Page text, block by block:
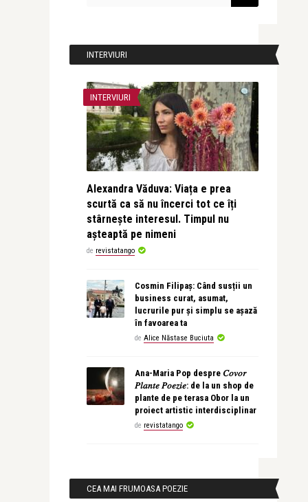
INTERVIURI
INTERVIURI
Alexandra Văduva: Viața e prea
scurtă ca să nu încerci tot ce îți
stârnește interesul. Timpul nu
așteaptă pe nimeni
de revistatango
Cosmin Filipaș: Când susții un
business curat, asumat,
lucrurile pur și simplu se așază
în favoarea ta
de Alice Năstase Buciuta
Ana-Maria Pop despre 𝐶𝑜𝑣𝑜𝑟
𝑃𝑙𝑎𝑛𝑡𝑒 𝑃𝑜𝑒𝑧𝑖𝑒: de la un shop de
plante de pe terasa Obor la un
proiect artistic interdisciplinar
de revistatango
CEA MAI FRUMOASA POEZIE